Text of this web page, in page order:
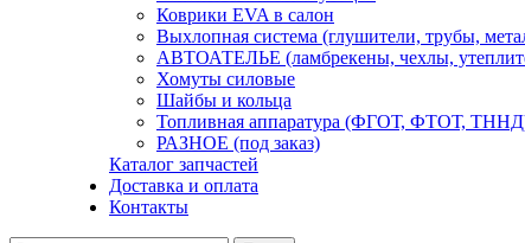
Коврики EVA в салон
Выхлопная система (глушители, трубы,
АВТОАТЕЛЬЕ (ламбрекены, чехлы,
Хомуты силовые
Шайбы и кольца
Топливная аппаратура (ФГОТ, ФТОТ,
РАЗНОЕ (под заказ)
Каталог запчастей
Доставка и оплата
Контакты